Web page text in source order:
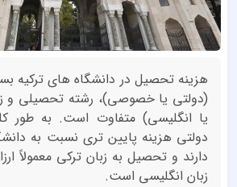
هزینه تحصیل در دانشگاه های ترکیه
(دولتی یا خصوصی)، رشته تحصیلی و
یا انگلیسی) متفاوت است. به طور
دولتی هزینه پایین تری نسبت به
دارند و تحصیل به زبان ترکی معمولاً
زبان انگلیسی است.